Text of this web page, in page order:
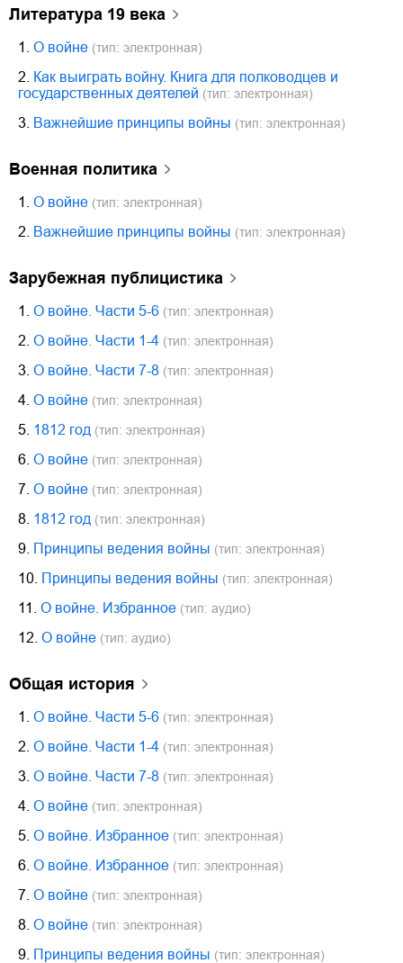
литература 19 века
1. О войне (тип: электронная)
2.
Как выиграть войну. Книга для полководцев и
государственных деятелей (тип: электронная)
3. Важнейшие принципы войны (тип: электронная)
военная политика
1. О войне (тип: электронная)
2. Важнейшие принципы войны (тип: электронная)
зарубежная публицистика
1. О войне. Части 5-6 (тип: электронная)
2. О войне. Части 1-4 (тип: электронная)
3. О войне. Части 7-8 (тип: электронная)
4. О войне (тип: электронная)
5. 1812 год (тип: электронная)
6. О войне (тип: электронная)
7. О войне (тип: электронная)
8. 1812 год (тип: электронная)
9. Принципы ведения войны (тип: электронная)
10. Принципы ведения войны (тип: электронная)
11. О войне. Избранное (тип: аудио)
12. О войне (тип: аудио)
общая история
1. О войне. Части 5-6 (тип: электронная)
2. О войне. Части 1-4 (тип: электронная)
3. О войне. Части 7-8 (тип: электронная)
4. О войне (тип: электронная)
5. О войне. Избранное (тип: электронная)
6. О войне. Избранное (тип: электронная)
7. О войне (тип: электронная)
8. О войне (тип: электронная)
9. Принципы ведения войны (тип: электронная)